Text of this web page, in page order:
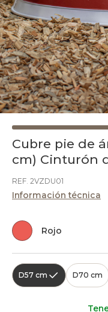
Cubre pie de
cm) Cinturón
REF. 2VZDU01
Información técnica
Rojo
D57 cm D70 cm